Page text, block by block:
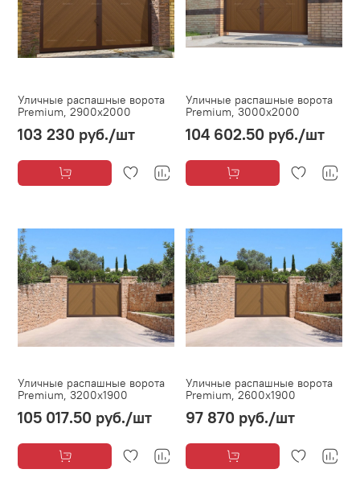
Уличные распашные ворота
Premium, 2900х2000
103 230 руб./шт
Уличные распашные ворота
Premium, 3000х2000
104 602.50 руб./шт
Уличные распашные ворота
Premium, 3200х1900
105 017.50 руб./шт
Уличные распашные ворота
Premium, 2600х1900
97 870 руб./шт